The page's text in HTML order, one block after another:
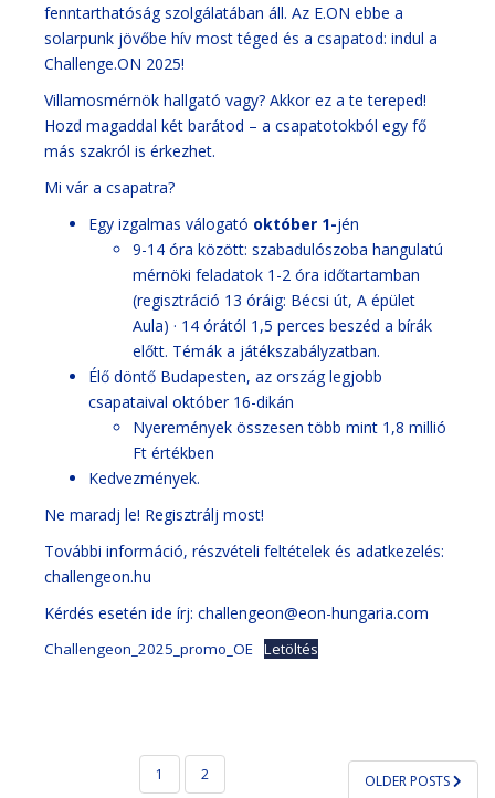
fenntarthatóság szolgálatában áll. Az E.ON ebbe a
solarpunk jövőbe hív most téged és a csapatod: indul a
Challenge.ON 2025!
Villamosmérnök hallgató vagy? Akkor ez a te tereped!
Hozd magaddal két barátod – a csapatotokból egy fő
más szakról is érkezhet.
Mi vár a csapatra?
Egy izgalmas válogató október 1-jén
9-14 óra között: szabadulószoba hangulatú
mérnöki feladatok 1-2 óra időtartamban
(regisztráció 13 óráig: Bécsi út, A épület
Aula) · 14 órától 1,5 perces beszéd a bírák
előtt. Témák a játékszabályzatban.
Élő döntő Budapesten, az ország legjobb
csapataival október 16-dikán
Nyeremények összesen több mint 1,8 millió
Ft értékben
Kedvezmények.
Ne maradj le! Regisztrálj most!
További információ, részvételi feltételek és adatkezelés:
challengeon.hu
Kérdés esetén ide írj: challengeon@eon-hungaria.com
Challengeon_2025_promo_OE Letöltés
BEJEGYZÉS1 2 OLDER POSTS